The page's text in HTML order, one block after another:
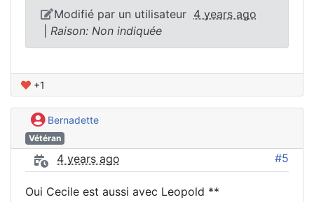
Modifié par un utilisateur 4 years ago
Raison: Non indiquée
+1
Bernadette
Vétéran
4 years ago #5
Oui Cecile est aussi avec Leopold **